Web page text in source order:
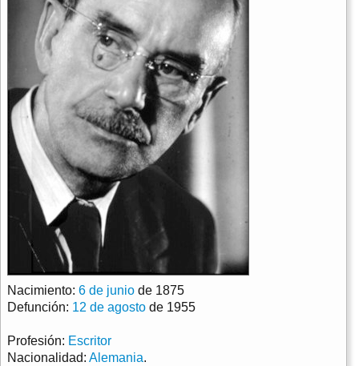
Nacimiento: 6 de junio de 1875
Defunción: 12 de agosto de 1955
Profesión: Escritor
Nacionalidad: Alemania.